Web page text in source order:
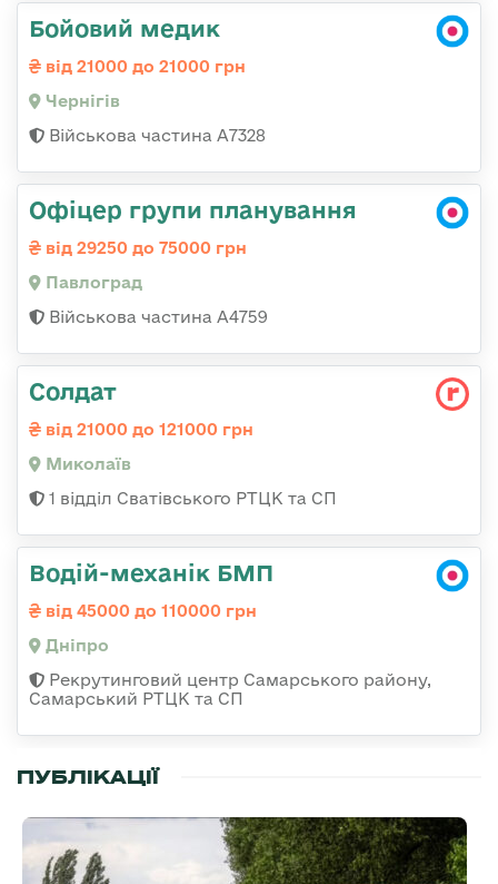
Бойовий медик
від 21000 до 21000 грн
Чернігів
Військова частина А7328
Офіцер групи планування
від 29250 до 75000 грн
Павлоград
Військова частина А4759
Солдат
від 21000 до 121000 грн
Миколаїв
1 відділ Сватівського РТЦК та СП
Водій-механік БМП
від 45000 до 110000 грн
Дніпро
Рекрутинговий центр Самарського району,
Самарський РТЦК та СП
ПУБЛІКАЦІЇ